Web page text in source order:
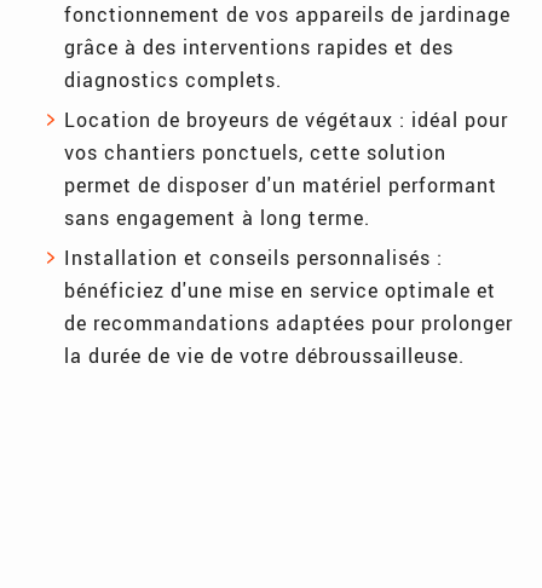
fonctionnement de vos appareils de jardinage
grâce à des interventions rapides et des
diagnostics complets.
Location de broyeurs de végétaux : idéal pour
vos chantiers ponctuels, cette solution
permet de disposer d'un matériel performant
sans engagement à long terme.
Installation et conseils personnalisés :
bénéficiez d'une mise en service optimale et
de recommandations adaptées pour prolonger
la durée de vie de votre débroussailleuse.